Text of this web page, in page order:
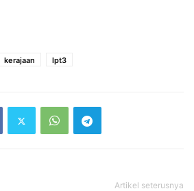
kerajaan lpt3
Artikel seterusnya